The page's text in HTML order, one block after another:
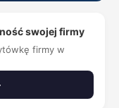
swojej firmy
firmy w